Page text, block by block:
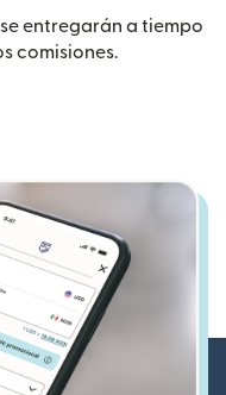
entregarán a tiempo
comisiones.